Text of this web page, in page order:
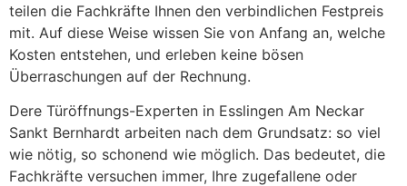
teilen die Fachkräfte Ihnen den verbindlichen Festpreis
mit. Auf diese Weise wissen Sie von Anfang an, welche
Kosten entstehen, und erleben keine bösen
Überraschungen auf der Rechnung.
Dere Türöffnungs-Experten in Esslingen Am Neckar
Sankt Bernhardt arbeiten nach dem Grundsatz: so viel
wie nötig, so schonend wie möglich. Das bedeutet, die
Fachkräfte versuchen immer, Ihre zugefallene oder